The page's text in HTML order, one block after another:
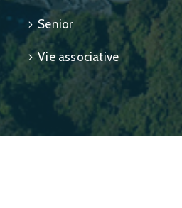
Senior
Vie associative